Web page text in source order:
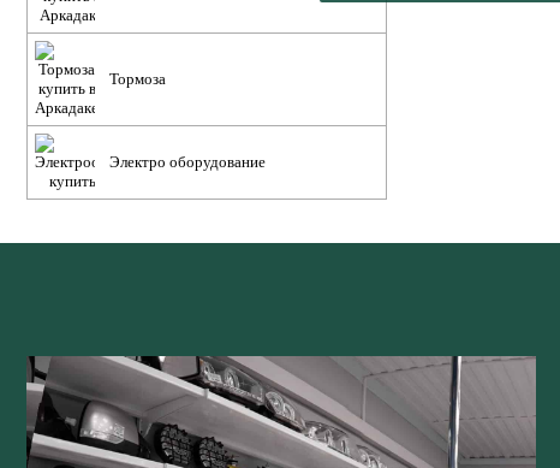
Тормоза
Электро оборудование